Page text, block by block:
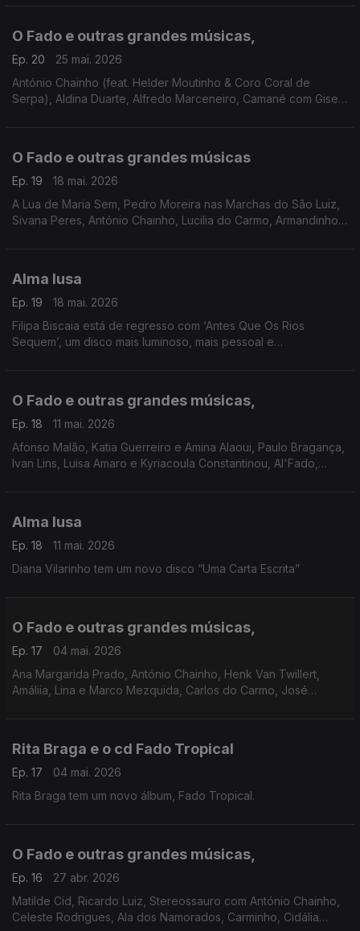
O Fado e outras grandes músicas,
Ep. 20
25 mai. 2026
António Chainho (feat. Helder Moutinho & Coro Coral de
Serpa), Aldina Duarte, Alfredo Marceneiro, Camané com Gisela
O Fado e outras grandes músicas
Ep. 19
18 mai. 2026
A Lua de Maria Sem, Pedro Moreira nas Marchas do São Luiz,
Sivana Peres, António Chainho, Lucilia do Carmo, Armandinho,
Alma lusa
Ep. 19
18 mai. 2026
Filipa Biscaia está de regresso com ‘Antes Que Os Rios
Sequem’, um disco mais luminoso, mais pessoal e
O Fado e outras grandes músicas,
Ep. 18
11 mai. 2026
Afonso Malão, Katia Guerreiro e Amina Alaoui, Paulo Bragança,
Ivan Lins, Luisa Amaro e Kyriacoula Constantinou, Al'Fado,
Alma lusa
Ep. 18
11 mai. 2026
Diana Vilarinho tem um novo disco “Uma Carta Escrita”
O Fado e outras grandes músicas,
Ep. 17
04 mai. 2026
Ana Margarida Prado, António Chainho, Henk Van Twillert,
Amáliia, Lina e Marco Mezquida, Carlos do Carmo, José
Rita Braga e o cd Fado Tropical
Ep. 17
04 mai. 2026
Rita Braga tem um novo álbum, Fado Tropical.
O Fado e outras grandes músicas,
Ep. 16
27 abr. 2026
Matilde Cid, Ricardo Luiz, Stereossauro com António Chainho,
Celeste Rodrigues, Ala dos Namorados, Carminho, Cidália